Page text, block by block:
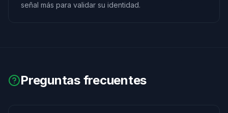
señal más para validar su identidad.
Preguntas frecuentes